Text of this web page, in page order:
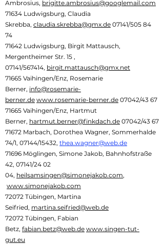
Ambrosius, brigitte.ambrosius@googlemail.com
71634 Ludwigsburg, Claudia
Skrebba, claudia.skrebba@gmx.de 07141/505 84
74
71642 Ludwigsburg, Birgit Mattausch,
Mergentheimer Str. 15 ,
07141/567414, birgit.mattausch@gmx.net
71665 Vaihingen/Enz, Rosemarie
Berner, info@rosemarie-
berner.de www.rosemarie-berner.de 07042/43 67
71665 Vaihingen/Enz, Hartmut
Berner, hartmut.berner@finkdach.de 07042/43 67
71672 Marbach, Dorothea Wagner, Sommerhalde
74/1, 07144/15432, thea.wagner@web.de
71696 Möglingen, Simone Jakob, Bahnhofstraße
42, 07141/24 02
04, heilsamsingen@simonejakob.com,
www.simonejakob.com
72072 Tübingen, Martina
Seifried, martina.seifried@web.de
72072 Tübingen, Fabian
Betz, fabian.betz@web.de www.singen-tut-
gut.eu